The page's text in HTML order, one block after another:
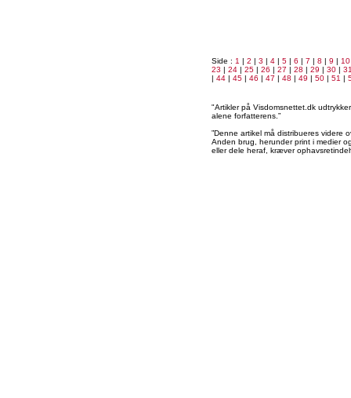
Side : 1 | 2 | 3 | 4 | 5 | 6 | 7 | 8 | 9 | 10
23 | 24 | 25 | 26 | 27 | 28 | 29 | 30 |
| 44 | 45 | 46 | 47 | 48 | 49 | 50 | 51 |
"Artikler på Visdomsnettet.dk
alene forfatterens.”
”Denne artikel må distribueres videre
Anden brug, herunder print i medier
eller dele heraf, kræver